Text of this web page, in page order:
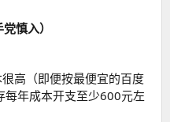
慎入）
高（即便按最便宜的百度
每年成本开支至少600元左